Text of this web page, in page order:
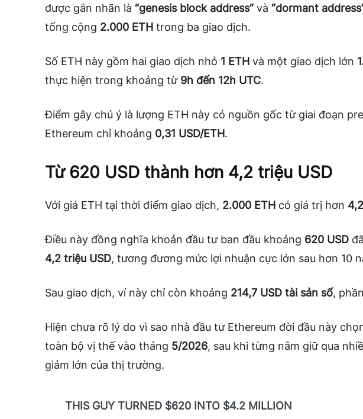
được gắn nhãn là “genesis block address” và “dormant
tổng cộng 2.000 ETH trong ba giao dịch.
Số ETH này gồm hai giao dịch nhỏ 1 ETH và một giao dịch lớn
thực hiện trong khoảng từ 9h đến 12h UTC.
Điểm gây chú ý là lượng ETH này có nguồn gốc từ giai đoạn
Ethereum chỉ khoảng 0,31 USD/ETH.
Từ 620 USD thành hơn 4,2 triệu USD
Với giá ETH tại thời điểm giao dịch, 2.000 ETH có giá trị hơn
Điều này đồng nghĩa khoản đầu tư ban đầu khoảng 620 USD
4,2 triệu USD, tương đương mức lợi nhuận cực lớn sau hơn 10
Sau giao dịch, ví này chỉ còn khoảng 214,7 USD tài sản số,
Hiện chưa rõ lý do vì sao nhà đầu tư Ethereum đời đầu này
toàn bộ vị thế vào tháng 5/2026, sau khi từng nắm giữ qua
giảm lớn của thị trường.
THIS GUY TURNED $620 INTO $4.2 MILLION